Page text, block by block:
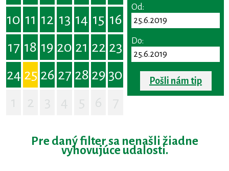
10 11 12 13 14 15 16
17 18 19 20 21 22 23
24 25 26 27 28 29 30
Od:
Do:
Pošli nám tip
Pre daný filter sa nenašli žiadne
vyhovujúce udalosti.